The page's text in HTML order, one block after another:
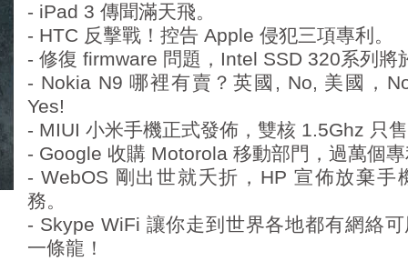
- iPad 3 傳聞滿天飛。
- HTC 反擊戰！控告 Apple 侵犯三項專利。
- 修復 firmware 問題，Intel SSD 320系列將
- Nokia N9 哪裡有賣？英國, No, 美國，
Yes!
- MIUI 小米手機正式發佈，雙核 1.5Ghz 只
- Google 收購 Motorola 移動部門，過萬個
- WebOS 剛出世就夭折，HP 宣佈放棄手
務。
- Skype WiFi 讓你走到世界各地都有網絡
一條龍！